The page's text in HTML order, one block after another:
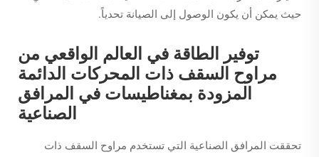
حيث يمكن أن يكون الوصول إلى الصيانة تحدياً.
توفير الطاقة في العالم الواقعي من
مراوح السقف ذات المحركات الدائمة
المزودة بمغناطيسات في المرافق
الصناعية
تحققت المرافق الصناعية التي تستخدم مراوح السقف ذات